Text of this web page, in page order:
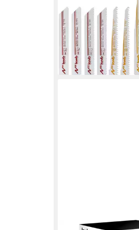
Sägebl, kwb je 4 x Bi
teilig Recriprosägen,
Sägebl
ab 9,49 € UVP17,95 €
-47%
lieferbar - in 4-5